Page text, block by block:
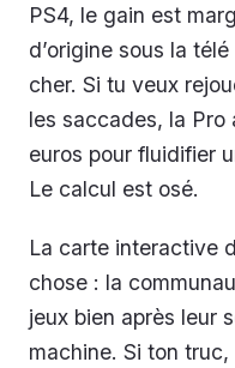
PS4, le gain est
d’origine sous la
cher. Si tu veux
les saccades, la Pro
euros pour fluidifier
Le calcul est osé.
La carte interactive
chose : la
jeux bien après leur
machine. Si ton truc,